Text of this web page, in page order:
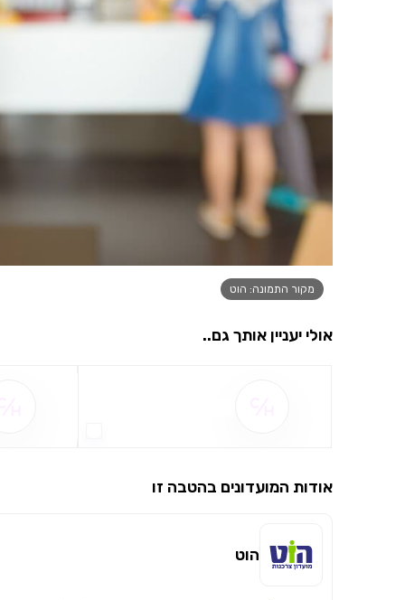
מקור התמונה: הוט
אולי יעניין אותך גם..
אודות המועדונים בהטבה זו
הוט